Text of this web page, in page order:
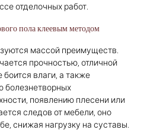
отделочных работ.
пола клеевым методом
массой преимуществ.
прочностью, отличной
боится влаги, а также
болезнетворных
появлению плесени или
следов от мебели, оно
снижая нагрузку на суставы.